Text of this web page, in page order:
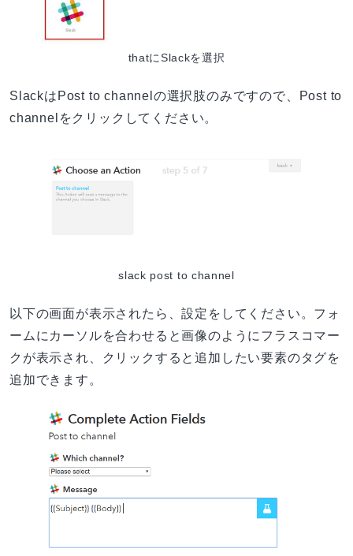
thatにSlackを選択
SlackはPost to channelの選択肢のみですので、Post to
channelをクリックしてください。
slack post to channel
以下の画面が表示されたら、設定をしてください。フォ
ームにカーソルを合わせると画像のようにフラスコマー
クが表示され、クリックすると追加したい要素のタグを
追加できます。